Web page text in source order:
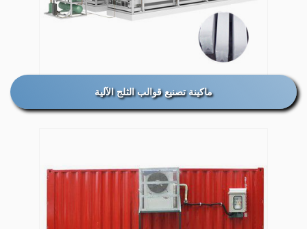
ماكينة تصنيع قوالب الثلج الآلية